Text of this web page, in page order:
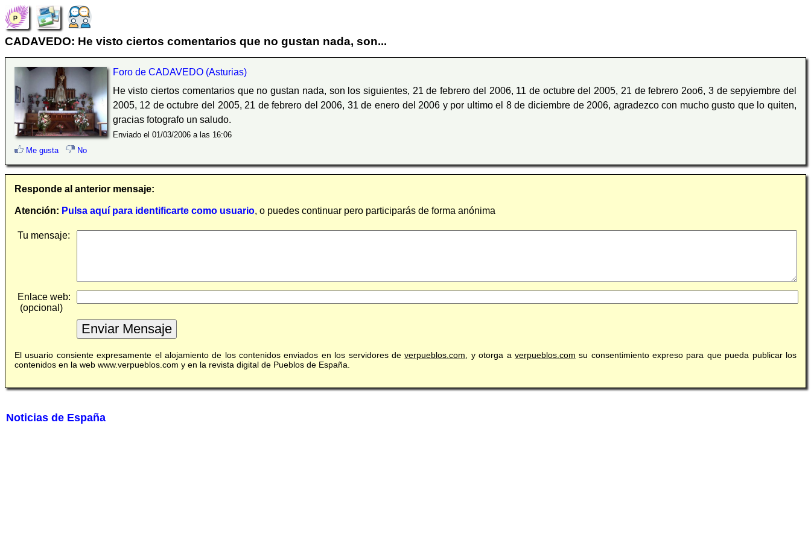
CADAVEDO: He visto ciertos comentarios que no gustan nada, son...
Foro de CADAVEDO (Asturias)
He visto ciertos comentarios que no gustan nada, son los siguientes, 21 de febrero del 2006, 11 de octubre del 2005, 21 de febrero 2oo6, 3 de sepyiembre del
2005, 12 de octubre del 2005, 21 de febrero del 2006, 31 de enero del 2006 y por ultimo el 8 de diciembre de 2006, agradezco con mucho gusto que lo quiten,
gracias fotografo un saludo.
Enviado el 01/03/2006 a las 16:06
Me gusta
No
Responde al anterior mensaje:
Atención: Pulsa aquí para identificarte como usuario, o puedes continuar pero participarás de forma anónima
Tu mensaje:
Enlace web:
(opcional)
El usuario consiente expresamente el alojamiento de los contenidos enviados en los servidores deverpueblos.com, y otorga a verpueblos.com su consentimiento expreso para que pueda publicar los
contenidos en la web www.verpueblos.com y en la revista digital de Pueblos de España.
Noticias de España